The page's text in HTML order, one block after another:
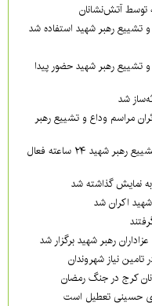
رهبر شهید استفاده شد
تشییع رهبر شهید حضور پیدا
شد
مراسم وداع و تشییع رهبر
ناوگان حمل‌ونقل عمومی البرز در ایام وداع و تشییع رهبر شهید ۲۴ ساعته فعال
نمایش گذاشته شد
اکران شد
رهبر شهید برگزار شد
تامین نیاز شهروندان
کرج در جنگ رمضان
حسینی تعطیل است